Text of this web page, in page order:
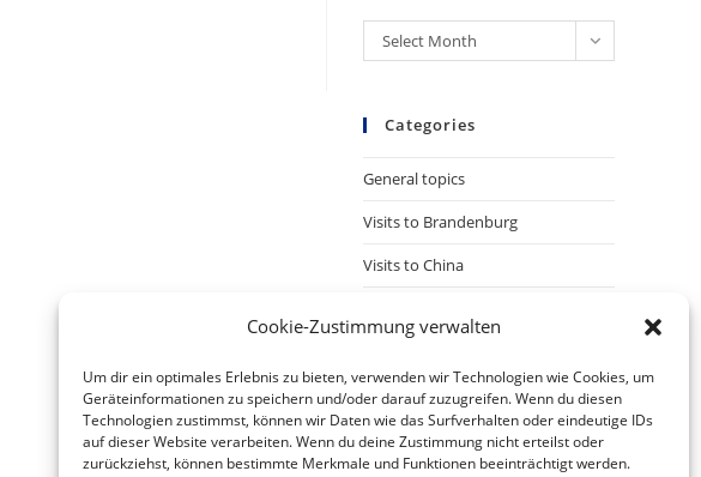
Cookie-Zustimmung verwalten
Um dir ein optimales Erlebnis zu bieten, verwenden wir Technologien wie Cookies, um
Geräteinformationen zu speichern und/oder darauf zuzugreifen. Wenn du diesen
Technologien zustimmst, können wir Daten wie das Surfverhalten oder eindeutige IDs
auf dieser Website verarbeiten. Wenn du deine Zustimmung nicht erteilst oder
zurückziehst, können bestimmte Merkmale und Funktionen beeinträchtigt werden.
Archives
Select Month
Categories
General topics
Visits to Brandenburg
Visits to China